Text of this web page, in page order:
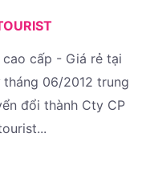
cấp - Giá rẻ tại
06/2012 trung
đổi thành Cty CP